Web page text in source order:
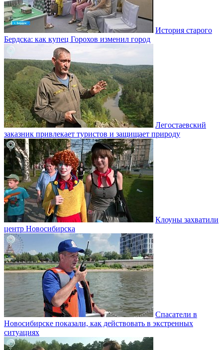
История старого
Бердска: как купец Горохов изменил город
Легостаевский
заказник привлекает туристов и защищает природу
Клоуны захватили
центр Новосибирска
Спасатели в
Новосибирске показали, как действовать в экстренных
ситуациях